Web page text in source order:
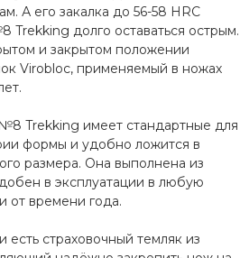
А его закалка до 56-58 HRC
Trekking долго оставаться острым.
и закрытом положении
Virobloc, применяемый в ножах
Trekking имеет стандартные для
формы и удобно ложится в
размера. Она выполнена из
в эксплуатации в любую
от времени года.
есть страховочный темляк из